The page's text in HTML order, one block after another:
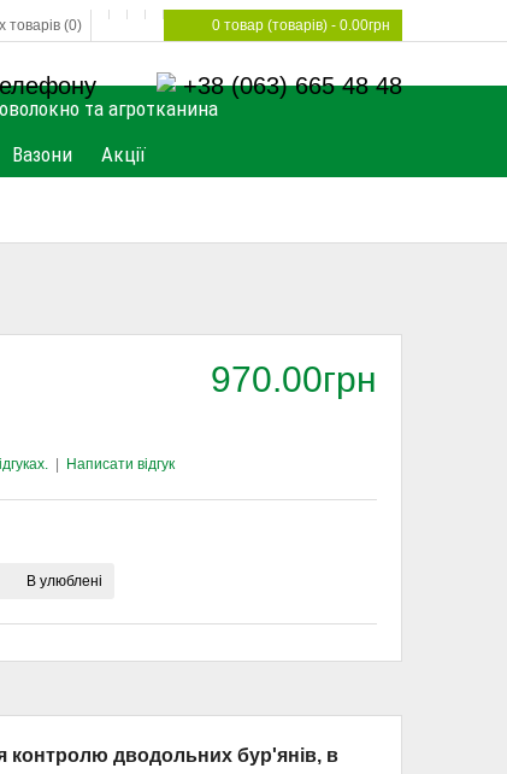
0 товар (товарів) - 0.00грн
товарів (0)
+38 (063) 665 48 48
та агротканина
Вазони Акції
970.00грн
Написати відгук
В улюблені
контролю дводольних бур'янів, в